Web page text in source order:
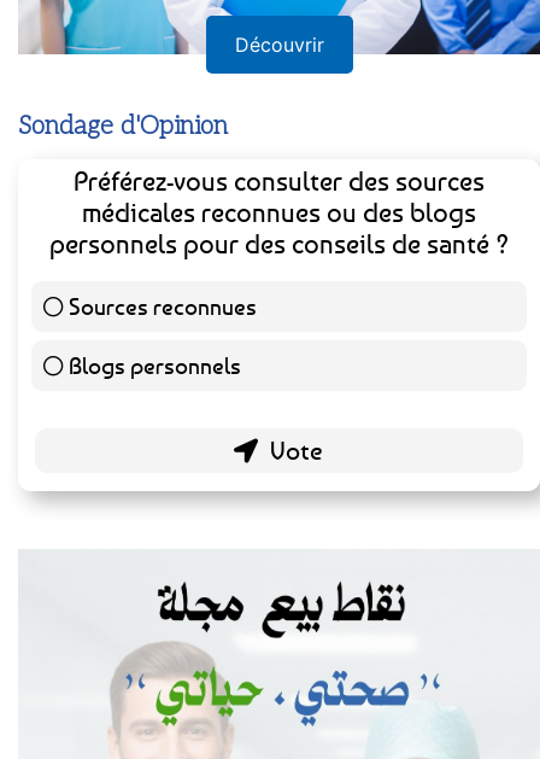
Découvrir
Sondage d'Opinion
Préférez-vous consulter des sources
médicales reconnues ou des blogs
personnels pour des conseils de santé ?
Sources reconnues
Blogs personnels